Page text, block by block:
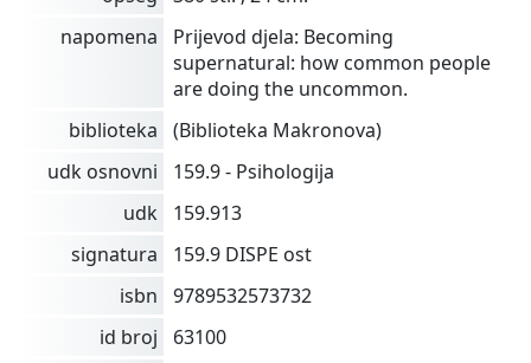
napomena
Prijevod djela: Becoming
supernatural: how common people
are doing the uncommon.
biblioteka
(Biblioteka Makronova)
udk osnovni
159.9 - Psihologija
udk
159.913
signatura
159.9 DISPE ost
isbn
9789532573732
id broj
63100